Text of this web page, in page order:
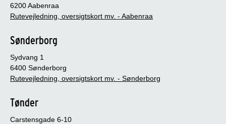
6200 Aabenraa
Rutevejledning, oversigtskort mv. - Aabenraa
Sønderborg
Sydvang 1
6400 Sønderborg
Rutevejledning, oversigtskort mv. - Sønderborg
Tønder
Carstensgade 6-10